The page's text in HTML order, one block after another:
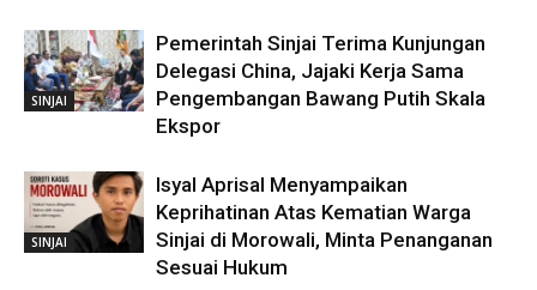
SINJAI
Pemerintah Sinjai Terima Kunjungan
Delegasi China, Jajaki Kerja Sama
Pengembangan Bawang Putih Skala
Ekspor
SINJAI
Isyal Aprisal Menyampaikan
Keprihatinan Atas Kematian Warga
Sinjai di Morowali, Minta Penanganan
Sesuai Hukum